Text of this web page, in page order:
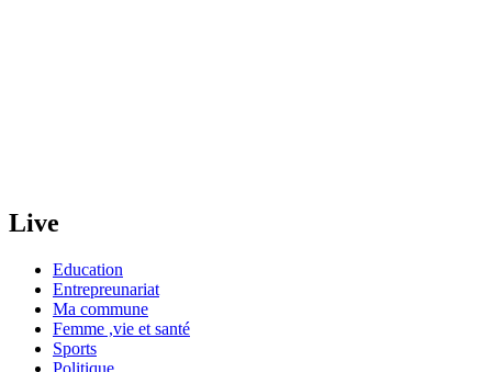
Live
Education
Entrepreunariat
Ma commune
Femme ,vie et santé
Sports
Politique